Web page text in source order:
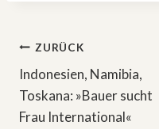
ZURÜCK
Indonesien, Namibia,
Toskana: »Bauer sucht
Frau International«